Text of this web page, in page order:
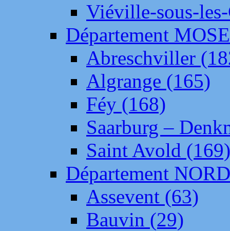
Viéville-sous-
Département
Abreschviller
Algrange (165)
Féy (168)
Saarburg –
Saint Avold (169)
Département NORD
Assevent (63)
Bauvin (29)